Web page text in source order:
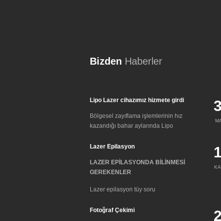
Bizden Haberler
Lipo Lazer cihazımız hizmete girdi
Bölgesel zayıflama işlemlerinin hız
kazandığı bahar aylarında Lipo
Lazer Epilasyon
LAZER EPİLASYONDA BİLİNMESİ
GEREKENLER
Lazer epilasyon tüy soru
Fotoğraf Çekimi